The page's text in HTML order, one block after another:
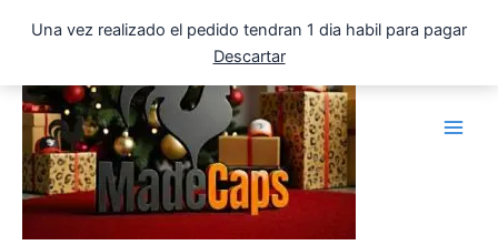
Una vez realizado el pedido tendran 1 dia habil para pagar
Descartar